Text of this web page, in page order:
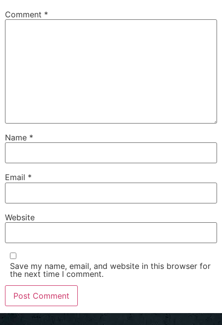
Comment *
Name *
Email *
Website
Save my name, email, and website in this browser for
the next time I comment.